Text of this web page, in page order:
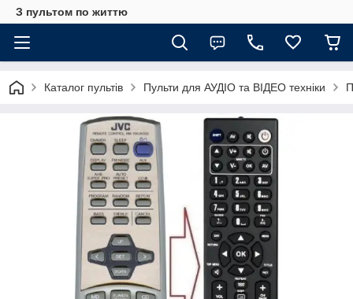
З пультом по життю
Каталог пультів Пульти для АУДІО та ВІДЕО техніки